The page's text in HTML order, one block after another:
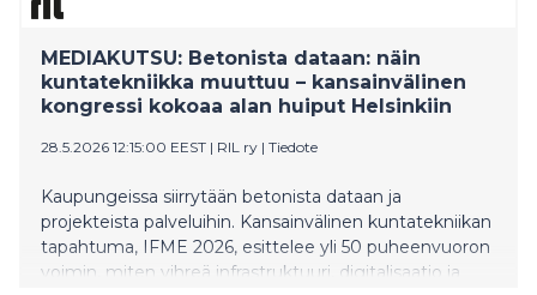
MEDIAKUTSU: Betonista dataan: näin
kuntatekniikka muuttuu – kansainvälinen
kongressi kokoaa alan huiput Helsinkiin
28.5.2026 12:15:00 EEST | RIL ry | Tiedote
Kaupungeissa siirrytään betonista dataan ja
projekteista palveluihin. Kansainvälinen kuntatekniikan
tapahtuma, IFME 2026, esittelee yli 50 puheenvuoron
voimin, miten vihreä infrastruktuuri, digitalisaatio ja